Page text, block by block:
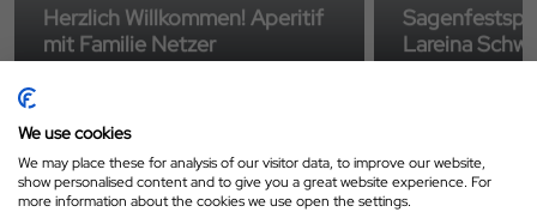
We use cookies
We may place these for analysis of our visitor data, to improve our website,
show personalised content and to give you a great website experience. For
more information about the cookies we use open the settings.
Herzlich Willkommen! Aperitif
mit Familie Netzer
Lareina
UNSERE Giggle.tips